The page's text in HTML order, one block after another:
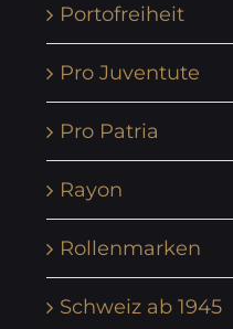
Portofreiheit
Pro Juventute
Pro Patria
Rayon
Rollenmarken
Schweiz ab 1945